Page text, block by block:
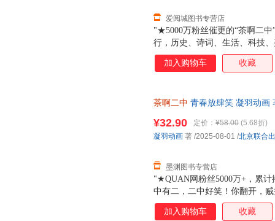
"★5000万粉丝催更的“茶啊二
行，历史、诗词、生活、科技
网打尽。★熬夜背的梗里都是
进入了脑子！★你知道古代的
识都在这本书里，让你全方位
爱阅城图书专营店
加入购物车 收藏
茶啊二中 青春放肆笑 凝羽动画
"★QUAN网粉丝5000万+，累
中有二，二中好笑！你翻开，
二中的同学各个天赋拉满，处
自己青春的主角。跟着本书，
¥32.90 定价： ¥58.00 (5.68折)
墨渊图书专营店
凝羽动画 著 /2025-08-01 /北京联合
加入购物车 收藏